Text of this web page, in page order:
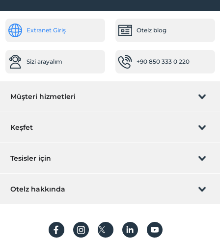
Extranet Giriş Otelz blog
Sizi arayalım +90 850 333 0 220
Müşteri hizmetleri
Rezervasyon yönet
Sıkça sorulan sorular
Keşfet
Hediye Kart
Hesap oluştur
Tesisler için
Hemen tesisinizi ekleyin
Otelz hakkında